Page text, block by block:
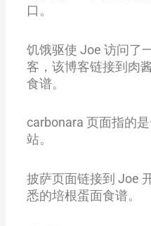
口。
饥饿驱使 Joe 访问了
客，该博客链接到肉
食谱。
carbonara 页面指的
站。
披萨页面链接到 Joe
悉的培根蛋面食谱。